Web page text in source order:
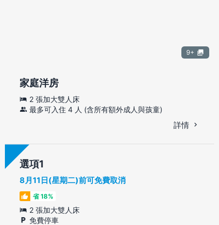
9+
家庭洋房
2 張加大雙人床
最多可入住 4 人 (含所有額外成人與孩童)
詳情
選項
8月11日(星期二)前可免費取消
省 18%
2 張加大雙人床
免費停車